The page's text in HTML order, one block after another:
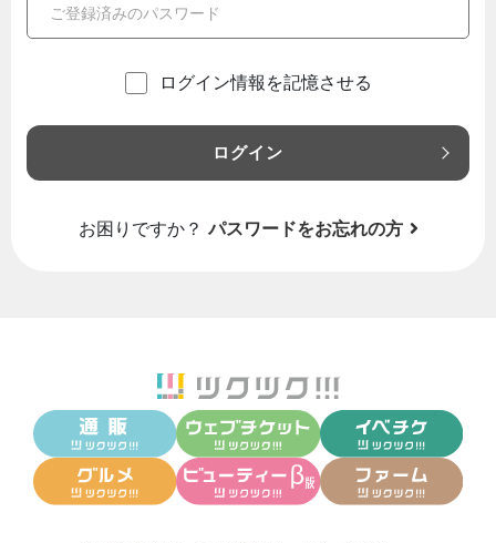
ログイン情報を記憶させる
ログイン
お困りですか？ パスワードをお忘れの方